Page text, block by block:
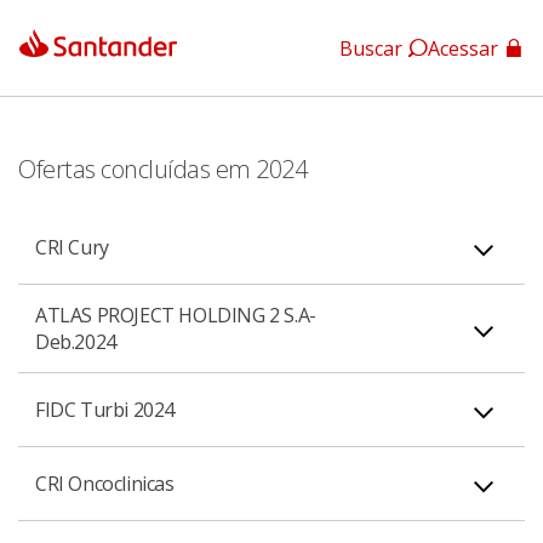
App Santander
App Santander Empresas
Buscar Acessar
Ofertas concluídas em 2024
CRI Cury
ATLAS PROJECT HOLDING 2 S.A-
Deb.2024
Anuncio de Inicio PDF
FIDC Turbi 2024
CRI Oncoclinicas